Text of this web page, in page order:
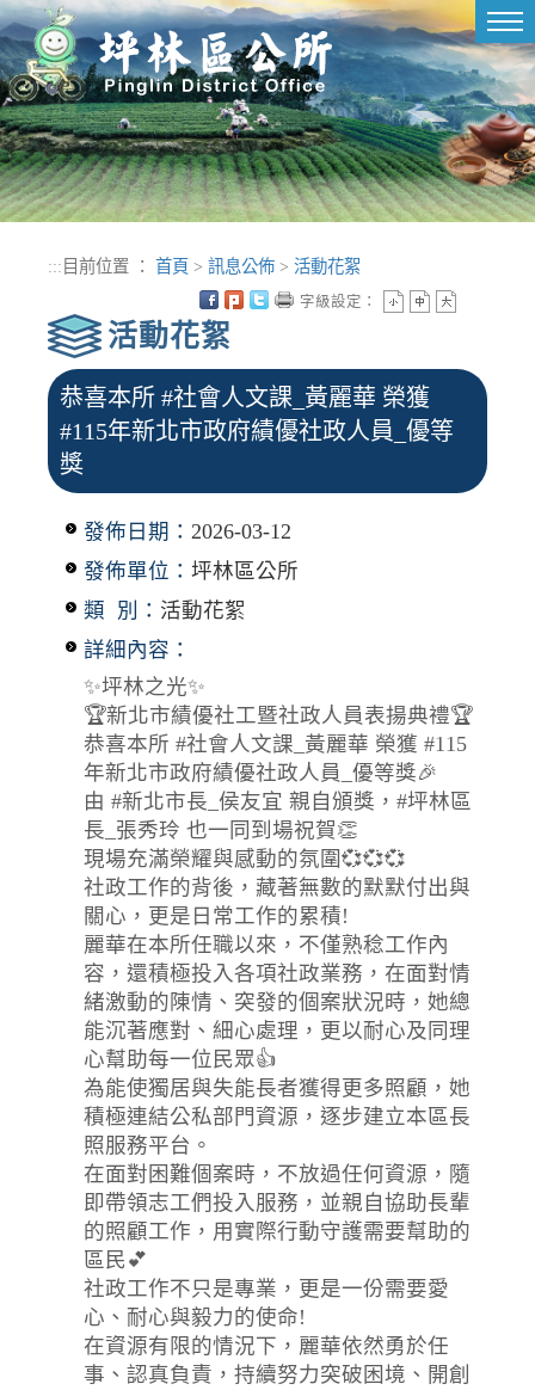
進入內容區塊
::: 目前位置 ： 首頁 > 訊息公佈 > 活動花絮
活動花絮
字級設定：
恭喜本所 #社會人文課_黃麗華 榮獲
#115年新北市政府績優社政人員_優等
獎
發佈日期： 2026-03-12
發佈單位： 坪林區公所
類 別： 活動花絮
詳細內容：
✨坪林之光✨
🏆新北市績優社工暨社政人員表揚典禮🏆
恭喜本所 #社會人文課_黃麗華 榮獲 #115
年新北市政府績優社政人員_優等獎🎉
由 #新北市長_侯友宜 親自頒獎，#坪林區
長_張秀玲 也一同到場祝賀👏
現場充滿榮耀與感動的氛圍💞💞💞
社政工作的背後，藏著無數的默默付出與
關心，更是日常工作的累積!
麗華在本所任職以來，不僅熟稔工作內
容，還積極投入各項社政業務，在面對情
緒激動的陳情、突發的個案狀況時，她總
能沉著應對、細心處理，更以耐心及同理
心幫助每一位民眾👍
為能使獨居與失能長者獲得更多照顧，她
積極連結公私部門資源，逐步建立本區長
照服務平台。
在面對困難個案時，不放過任何資源，隨
即帶領志工們投入服務，並親自協助長輩
的照顧工作，用實際行動守護需要幫助的
區民💕
社政工作不只是專業，更是一份需要愛
心、耐心與毅力的使命!
在資源有限的情況下，麗華依然勇於任
事、認真負責，持續努力突破困境、開創